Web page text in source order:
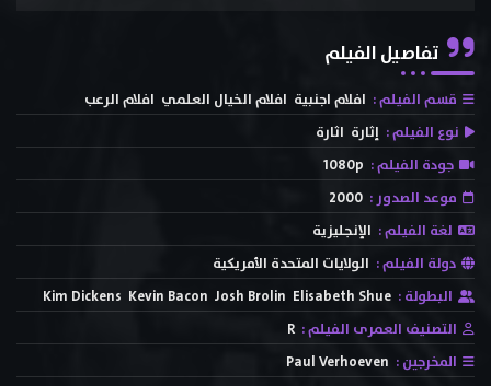
تفاصيل الفيلم
قسم الفيلم : افلام اجنبية افلام الخيال العلمي افلام الرعب
نوع الفيلم : إثارة اثارة
جودة الفيلم : 1080p
موعد الصدور : 2000
لغة الفيلم : الإنجليزية
دولة الفيلم : الولايات المتحدة الأمريكية
البطولة : Elisabeth Shue
Josh Brolin
Kevin Bacon
Kim Dickens
التصنيف العمرى الفيلم : R
المخرجين : Paul Verhoeven